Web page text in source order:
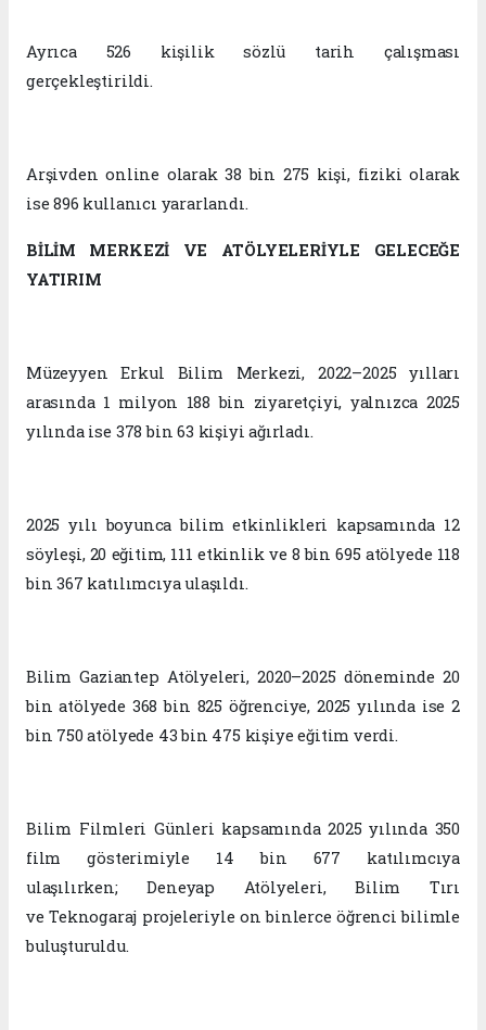
Ayrıca 526 kişilik sözlü tarih çalışması
gerçekleştirildi.
Arşivden online olarak 38 bin 275 kişi, fiziki olarak
ise 896 kullanıcı yararlandı.
BİLİM MERKEZİ VE ATÖLYELERİYLE GELECEĞE
YATIRIM
Müzeyyen Erkul Bilim Merkezi, 2022–2025 yılları
arasında 1 milyon 188 bin ziyaretçiyi, yalnızca 2025
yılında ise 378 bin 63 kişiyi ağırladı.
2025 yılı boyunca bilim etkinlikleri kapsamında 12
söyleşi, 20 eğitim, 111 etkinlik ve 8 bin 695 atölyede 118
bin 367 katılımcıya ulaşıldı.
Bilim Gaziantep Atölyeleri, 2020–2025 döneminde 20
bin atölyede 368 bin 825 öğrenciye, 2025 yılında ise 2
bin 750 atölyede 43 bin 475 kişiye eğitim verdi.
Bilim Filmleri Günleri kapsamında 2025 yılında 350
film gösterimiyle 14 bin 677 katılımcıya
ulaşılırken;Deneyap Atölyeleri, Bilim Tırı
veTeknogaraj projeleriyle on binlerce öğrenci bilimle
buluşturuldu.